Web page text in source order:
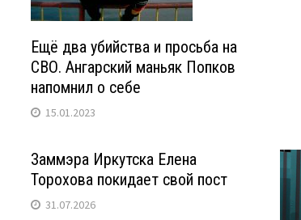
Ещё два убийства и просьба на
СВО. Ангарский маньяк Попков
напомнил о себе
15.01.2023
Заммэра Иркутска Елена
Торохова покидает свой пост
31.07.2026